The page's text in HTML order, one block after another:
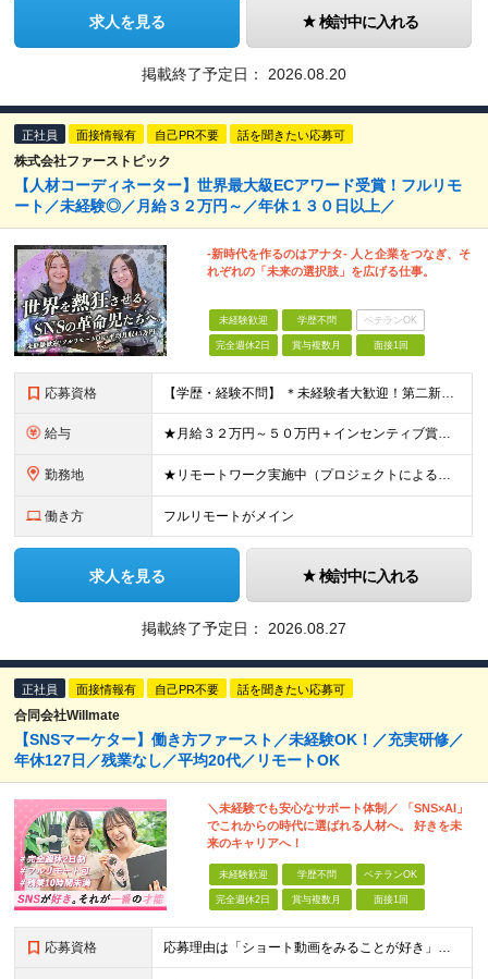
求人を見る 検討中に入れる
掲載終了予定日： 2026.08.20
正社員 面接情報有 自己PR不要 話を聞きたい応募可
株式会社ファーストピック
【人材コーディネーター】世界最大級ECアワード受賞！フルリモ
ート／未経験◎／月給３２万円～／年休１３０日以上／
-新時代を作るのはアナタ- 人と企業をつなぎ、そ
れぞれの「未来の選択肢」を広げる仕事。
未経験歓迎 学歴不問 ベテランOK
完全週休2日 賞与複数月 面接1回
応募資格 【学歴・経験不問】 ＊未経験者大歓迎！第二新卒歓迎/充実研修/WEB面接可能＊ 「 営業ってなんとなく難しそう・・・ 」 「 AIとかSNSなんて分からない・・・ 」 という未経験の方でも安心して
給与 ★月給３２万円～５０万円＋インセンティブ賞与＋決算賞与★ （30時間の固定残業代、一律月54,750円を含む。超過分は支給） ※経験・スキルを考慮の上、決定 ※昇給：随時あり 【インセンティブについ
勤務地 ★リモートワーク実施中（プロジェクトによる） ※一部フルリモートあり 【本社】 東京都千代田区五番町4-8 日立五番町ビル 5F 【その他勤務先】 ・北海道札幌市中央区大通東 ・宮城県仙台市青葉区
働き方 フルリモートがメイン
求人を見る 検討中に入れる
掲載終了予定日： 2026.08.27
正社員 面接情報有 自己PR不要 話を聞きたい応募可
合同会社Willmate
【SNSマーケター】働き方ファースト／未経験OK！／充実研修／
年休127日／残業なし／平均20代／リモートOK
＼未経験でも安心なサポート体制／ 「SNS×AI」
でこれからの時代に選ばれる人材へ。 好きを未
来のキャリアへ！
未経験歓迎 学歴不問 ベテランOK
完全週休2日 賞与複数月 面接1回
応募資格 応募理由は「ショート動画をみることが好き」でOK！ #学歴不問 #未経験OK ★1つでも当てはまれば、マッチング率高め★ □ SNSや動画制作に興味がある方 □ アイデアを考えることが好きな方 □